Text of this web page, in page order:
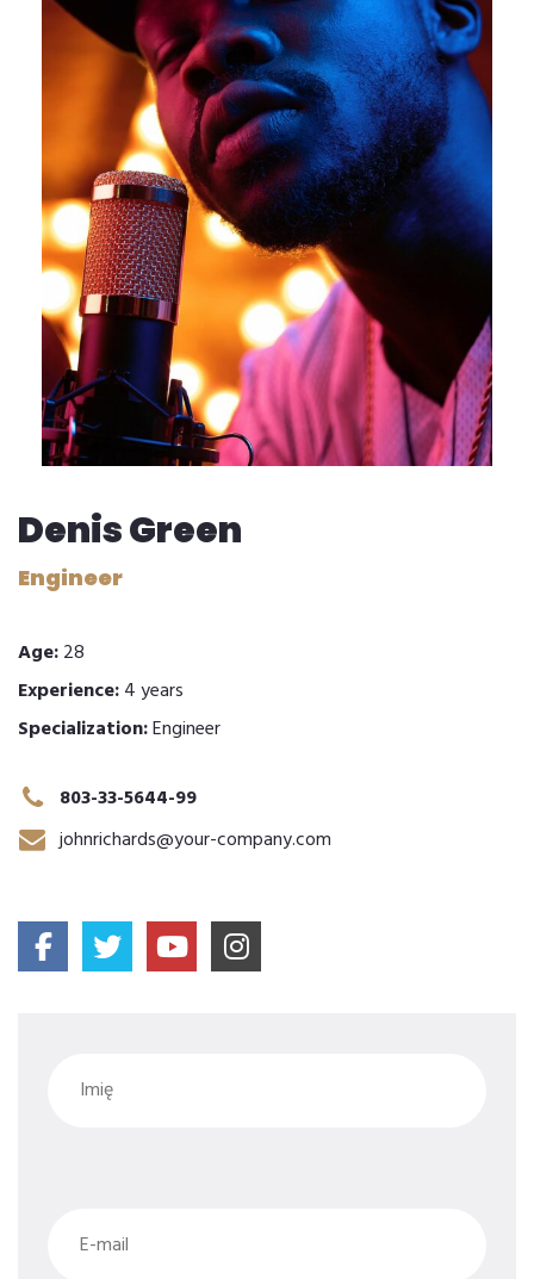
Denis Green
Engineer
Age:28
Experience:4 years
Specialization:Engineer
803-33-5644-99
johnrichards@your-company.com